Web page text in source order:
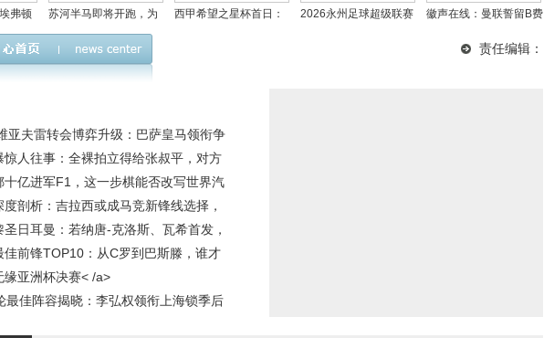
弗顿
开启
苏河半马即将开跑，为
何被誉为“家门口的马拉
西甲希望之星杯首日：
2026永州足球超级联赛
徽声在线：曼联誓留B费
责任编辑：
亚夫雷转会博弈升级：巴萨皇马领衔争
关键节点< /a>
惊人往事：全裸拍立得给张叔平，对方
< /a>
十亿进军F1，这一步棋能否改写世界汽
剖析：吉拉西或成马竞新锋线选择，
待解< /a>
圣日耳曼：若纳唐-克洛斯、瓦希首发，
、卢卡斯-埃尔南德斯出战< /a>
佳前锋TOP10：从C罗到巴斯滕，谁才
王？< /a>
缘亚洲杯决赛< /a>
最佳阵容揭晓：李弘权领衔上海锁季后